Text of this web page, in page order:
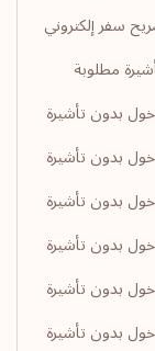
سفر إلكتروني
مطلوبة
بدون تأشيرة
بدون تأشيرة
بدون تأشيرة
بدون تأشيرة
بدون تأشيرة
بدون تأشيرة